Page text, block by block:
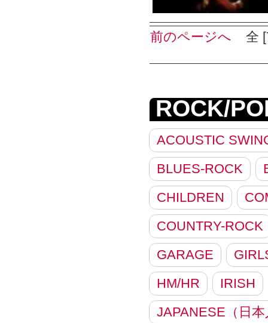
前のページへ 全
ROCK/
ACOUSTIC
BLUES-ROCK
CHILDREN
COUNTRY-ROCK
GARAGE
HM/HR
IRISH
JAPANESE（日